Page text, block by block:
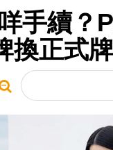
手續？
換正式